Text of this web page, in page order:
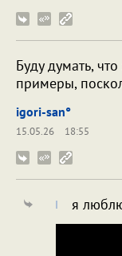
Буду думать,
примеры,
igori-san°
15.05.26
18:55
я